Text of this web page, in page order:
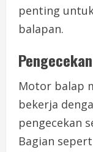
penting
balapan.
Motor balap
bekerja
pengecekan
Bagian